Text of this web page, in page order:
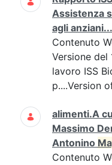
Assistenza
agli
Contenuto
Versione del
lavoro ISS
p....Version
alimenti.A
Massimo
Antonino
Contenuto